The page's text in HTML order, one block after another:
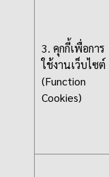
3. คุกกี้เพื่อการ
ใช้งานเว็บไซต์
(Function
Cookies)